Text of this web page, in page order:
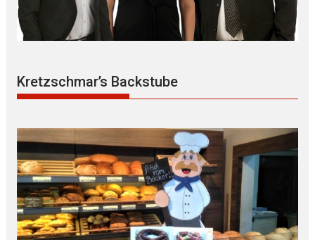
Kretzschmar’s Backstube